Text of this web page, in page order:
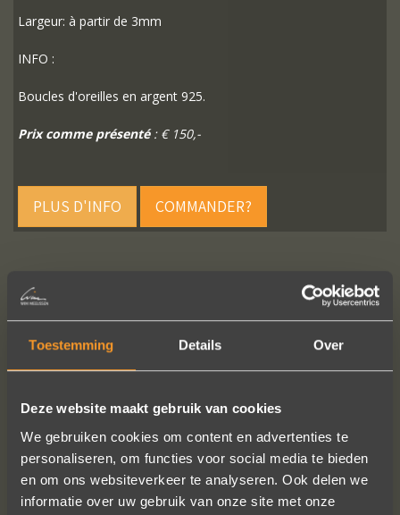
Toestemming Details Over
Deze website maakt gebruik van cookies
We gebruiken cookies om content en advertenties te
personaliseren, om functies voor social media te bieden
en om ons websiteverkeer te analyseren. Ook delen we
informatie over uw gebruik van onze site met onze
Largeur: à partir de 3mm
INFO :
Boucles d'oreilles en argent 925.
Prix comme présenté: € 150,-
PLUS D'INFO COMMANDER?
A+ voor ontwerp, klantenservice.
Bedankt voor al je inspanningen en